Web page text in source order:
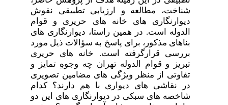
شناخت، مطالعه و ارزیابی تطبیقی نقوش
دیوار­نگاری­ های خانه ­های حریری و قوام
الدوله است. در همین راستا، دیوار­­نگاری­ های
بناهای مذکور، برای پاسخ به سؤالات ذیل مورد
بررسی قرارگرفته است. خانه­ های حریری
تبریز و قوام الدوله تهران چه وجوهِ تمایز و
تفاوتی از منظر ویژگی­ های مضامین تصویری
در نقاشی­ های دیواری با هم دارند؟ کدام
شاخصه ­های سبکی در دیوار­­نگاری­ های این دو